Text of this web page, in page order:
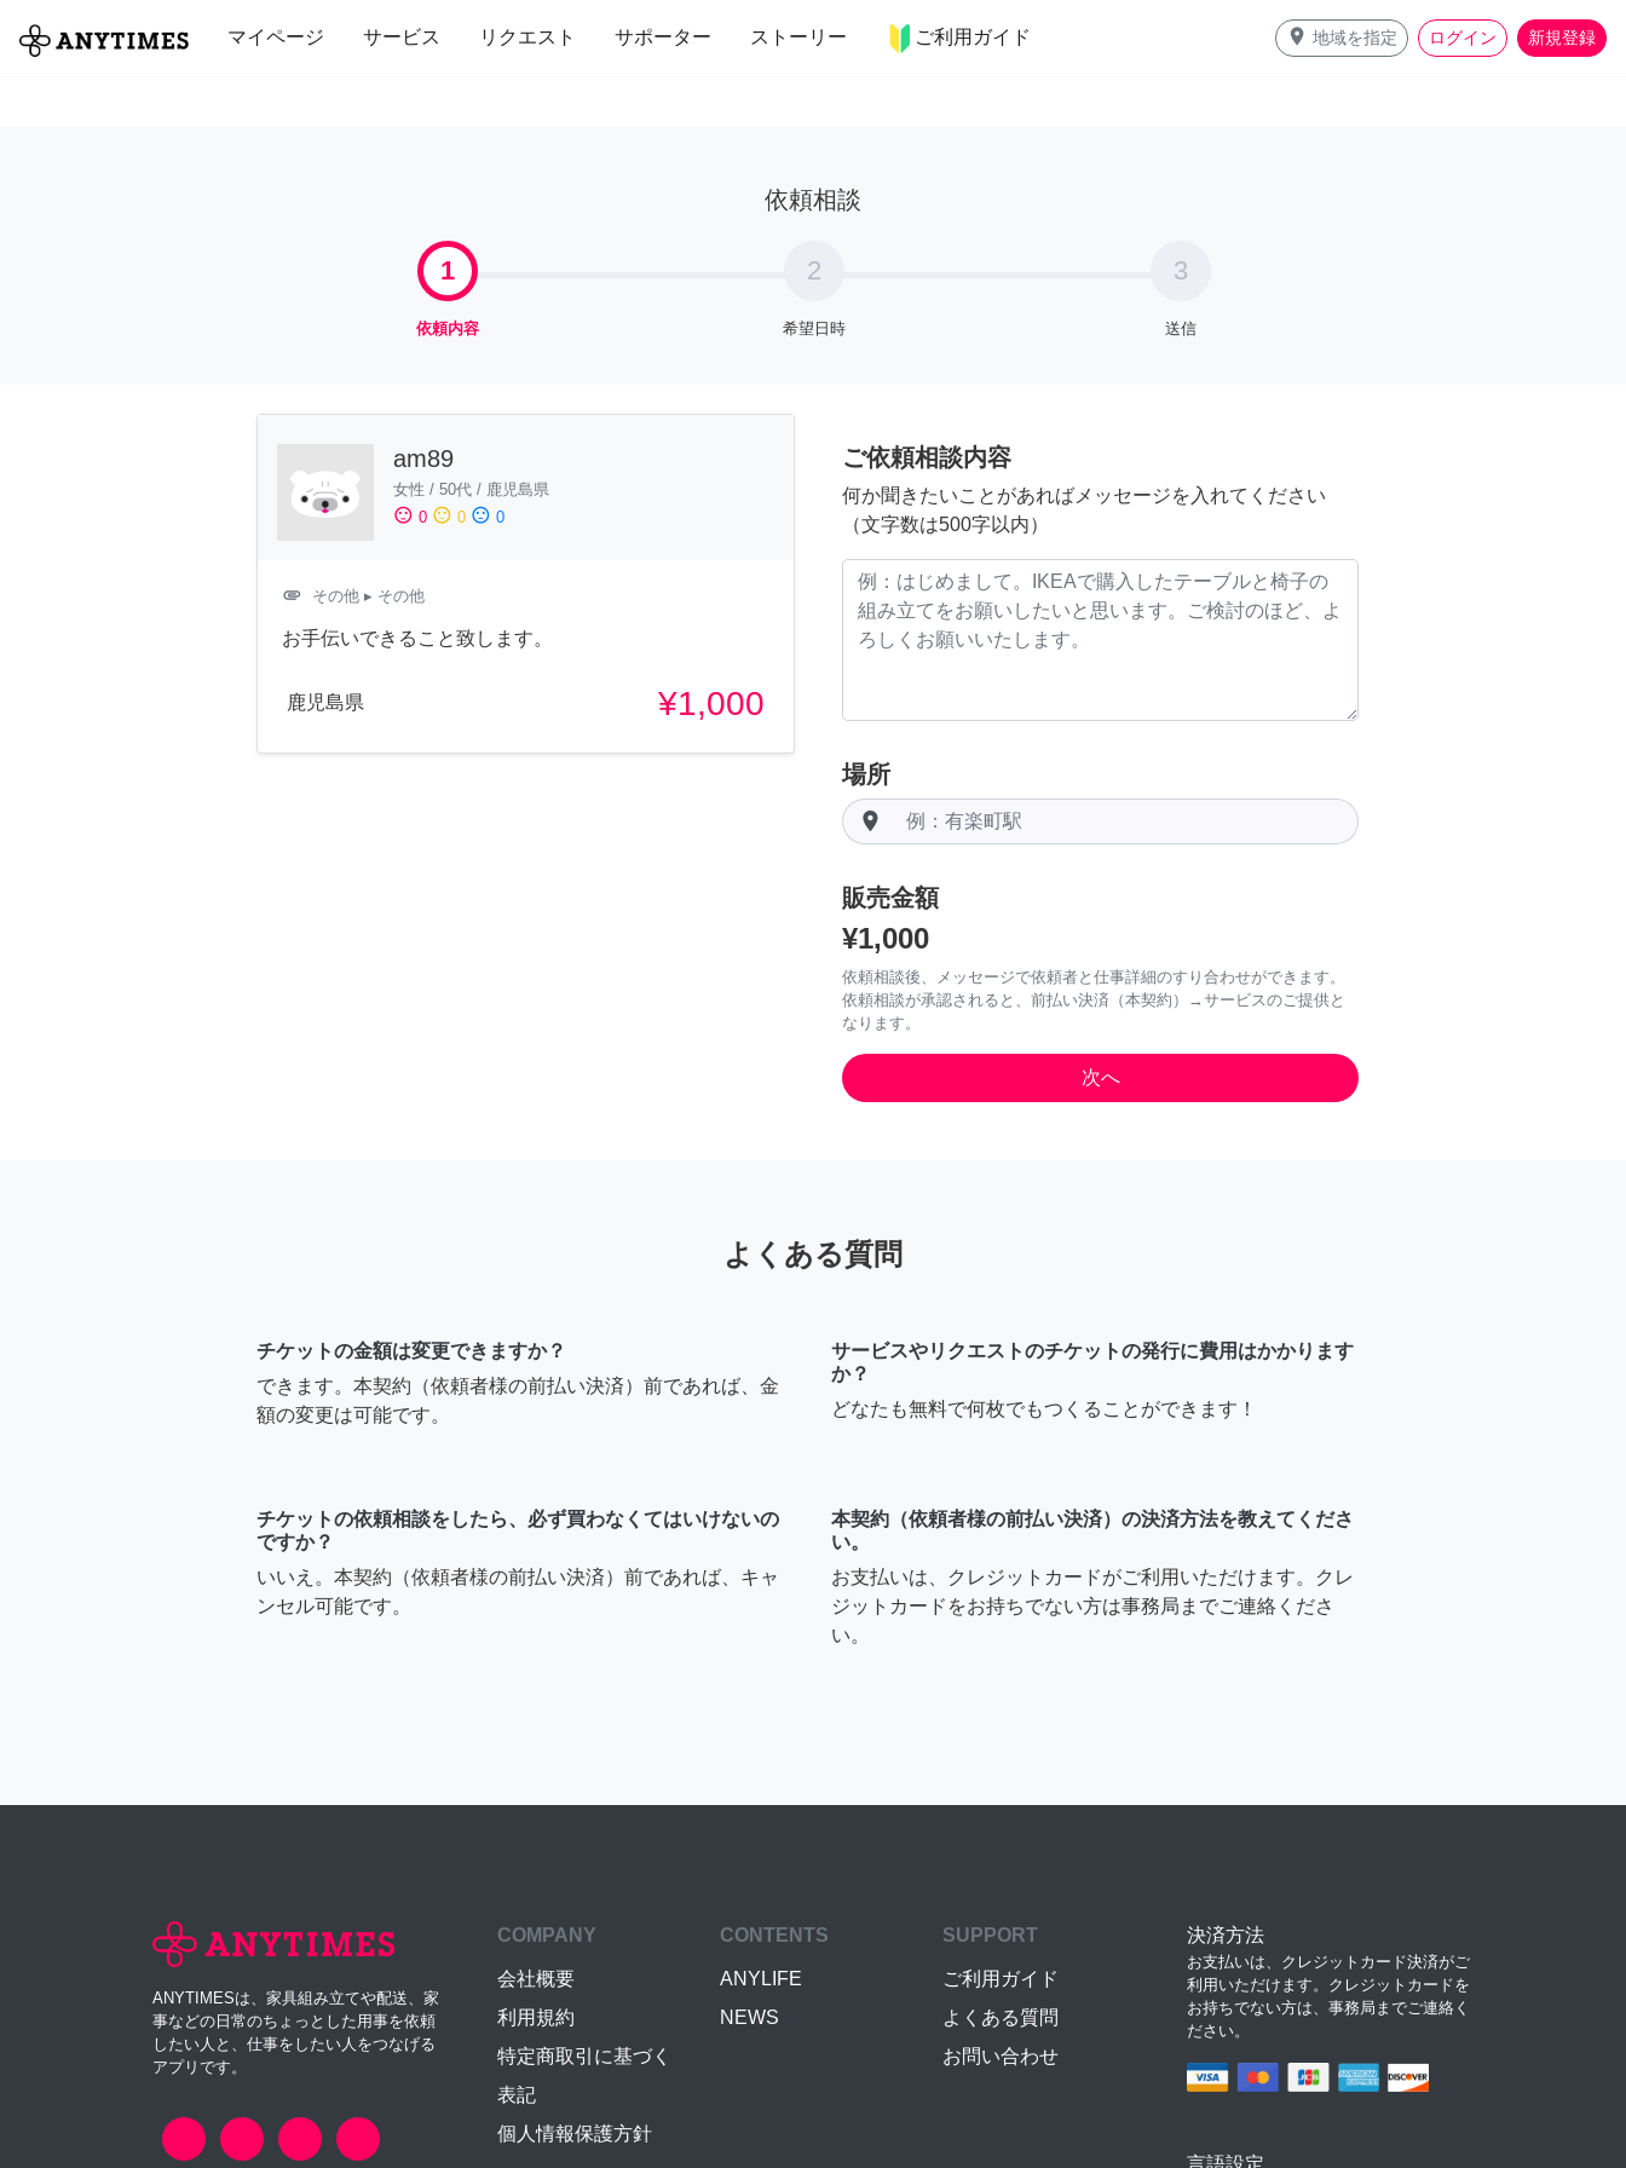
マイページ サービス リクエスト サポーター ストーリー ご利用ガイド place 地域を指定 ログイン 新規登録
全て 修理・組立 家事 引っ越し インテリア 趣味・習い事 ペット 料理
依頼相談
1
依頼内容
2
希望日時
3
送信
am89
女性 / 50代 / 鹿児島県
sentiment_satisfied 0 sentiment_neutral 0 sentiment_dissatisfied 0
attachment その他 ▸ その他
お手伝いできること致します。
鹿児島県 ¥1,000
ご依頼相談内容
何か聞きたいことがあればメッセージを入れてください
（文字数は500字以内）
場所
room
販売金額
¥1,000
依頼相談後、メッセージで依頼者と仕事詳細のすり合わせができます。
依頼相談が承認されると、前払い決済（本契約）→サービスのご提供と
なります。
よくある質問
チケットの金額は変更できますか？
できます。本契約（依頼者様の前払い決済）前であれば、金
額の変更は可能です。
サービスやリクエストのチケットの発行に費用はかかります
か？
どなたも無料で何枚でもつくることができます！
チケットの依頼相談をしたら、必ず買わなくてはいけないの
ですか？
いいえ。本契約（依頼者様の前払い決済）前であれば、キャ
ンセル可能です。
本契約（依頼者様の前払い決済）の決済方法を教えてくださ
い。
お支払いは、クレジットカードがご利用いただけます。クレ
ジットカードをお持ちでない方は事務局までご連絡くださ
い。
ANYTIMESは、家具組み立てや配送、家
事などの日常のちょっとした用事を依頼
したい人と、仕事をしたい人をつなげる
アプリです。
COMPANY
会社概要
利用規約
特定商取引に基づく
表記
個人情報保護方針
CONTENTS
ANYLIFE
NEWS
SUPPORT
ご利用ガイド
よくある質問
お問い合わせ
決済方法
お支払いは、クレジットカード決済がご
利用いただけます。クレジットカードを
お持ちでない方は、事務局までご連絡く
ださい。
言語設定